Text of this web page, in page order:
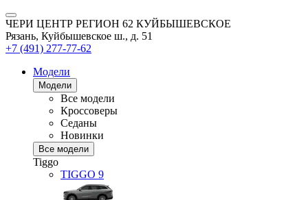
ЧЕРИ ЦЕНТР РЕГИОН 62 КУЙБЫШЕВСКОЕ
Рязань, Куйбышевское ш., д. 51
+7 (491) 277-77-62
Модели
Модели
Все модели
Кроссоверы
Седаны
Новинки
Все модели
Tiggo
TIGGO 9